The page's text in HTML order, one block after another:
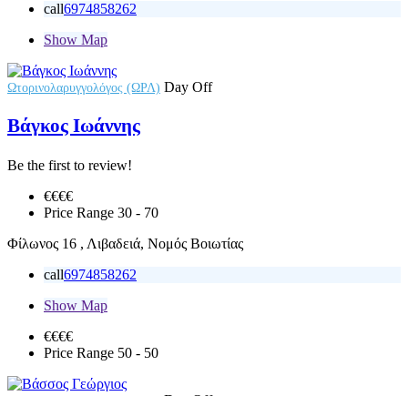
call6974858262
Show Map
Ωτορινολαρυγγολόγος (ΩΡΛ) Day Off
Βάγκος Ιωάννης
Be the first to review!
€€€€
Price Range 30 - 70
Φίλωνος 16 , Λιβαδειά, Νομός Βοιωτίας
call6974858262
Show Map
€€€€
Price Range 50 - 50